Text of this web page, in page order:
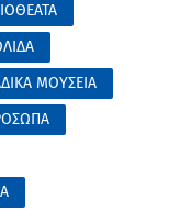
ΜΟΥΣΕΙΑ